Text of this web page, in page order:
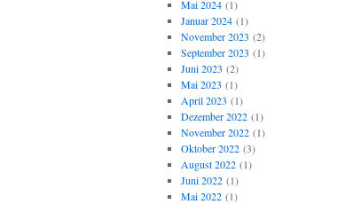
Mai 2024(1)
Januar 2024(1)
November 2023 (2)
September 2023 (1)
Juni 2023 (2)
Mai 2023 (1)
April 2023 (1)
Dezember 2022(1)
November 2022(1)
Oktober 2022(3)
August 2022(1)
Juni 2022(1)
Mai 2022(1)